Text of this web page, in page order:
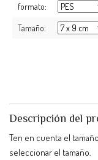
formato:
Tamaño:
Descripción del
Ten en cuenta el
seleccionar el tamaño.